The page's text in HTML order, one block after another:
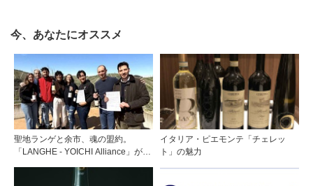
今、あなたにオススメ
聖地ランゲと余市、魂の盟約。
「LANGHE - YOICHI Alliance」が切
イタリア・ピエモンテ「チェレッ
ト」の魅力